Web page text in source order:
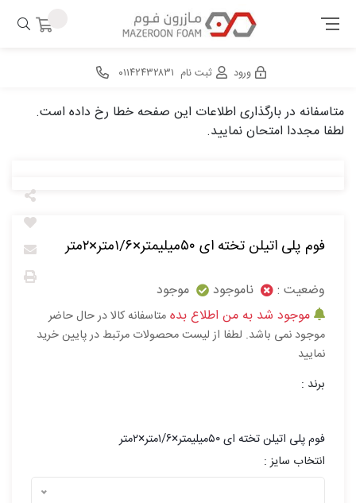
ورود ثبت نام ۰۱۱۴۲۴۳۲۸۳۱
متاسفانه در بارگذاری اطلاعات این صفحه خطا رخ داده است.
لطفا مجددا امتحان نمایید.
فوم پلی اتیلن تخته ای ۵۰میلیمتر×۱/۶متر×۲متر
وضعیت : ناموجود
موجود
موجود شد به من اطلاع بده متاسفانه کالا در حال حاضر
موجود نمی باشد. لطفا از لیست محصولات مرتبط در پایین خرید
نمایید
برند :
فوم پلی اتیلن تخته ای ۵۰میلیمتر×۱/۶متر×۲متر
انتخاب سایز :